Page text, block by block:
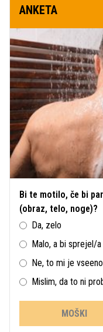
ANKETA
Bi te motilo, če bi
(obraz, telo, noge)?
Da, zelo
Malo, a bi sprejel/a
Ne, to mi je vseeno
Mislim, da to ni
MOŠKI